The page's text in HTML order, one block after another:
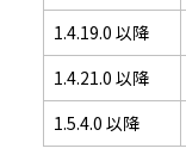
1.4.19.0 以降
1.4.21.0 以降
1.5.4.0 以降